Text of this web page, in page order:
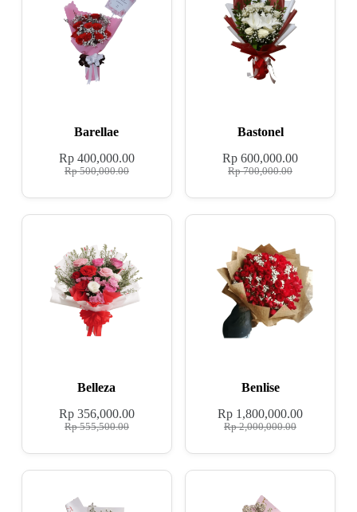
Barellae
Rp500,000.00
Rp400,000.00
Bastonel
Rp700,000.00
Rp 600,000.00
Belleza
Rp555,500.00
Rp356,000.00
Benlise
Rp2,000,000.00
Rp 1,800,000.00